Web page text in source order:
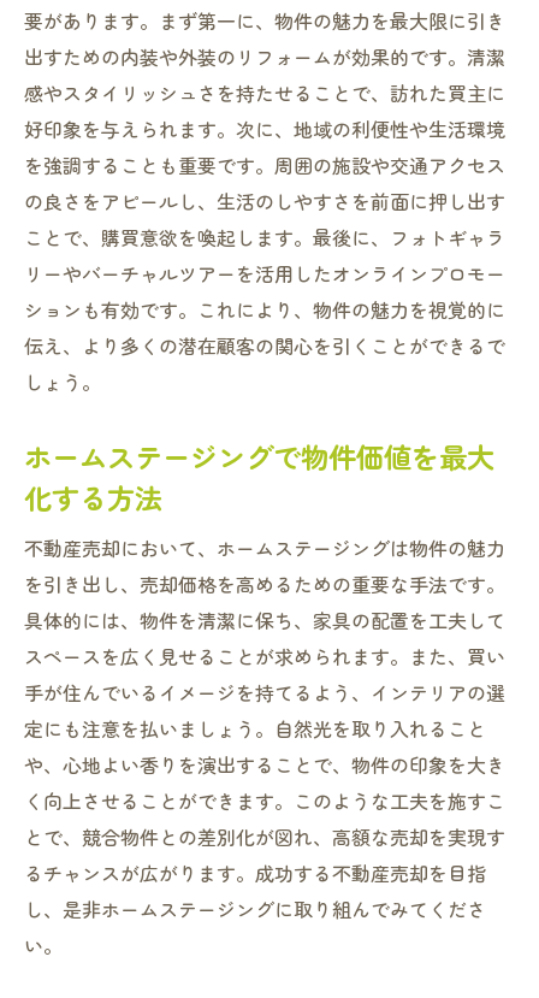
要があります。まず第一に、物件の魅力を最大限に引き
出すための内装や外装のリフォームが効果的です。清潔
感やスタイリッシュさを持たせることで、訪れた買主に
好印象を与えられます。次に、地域の利便性や生活環境
を強調することも重要です。周囲の施設や交通アクセス
の良さをアピールし、生活のしやすさを前面に押し出す
ことで、購買意欲を喚起します。最後に、フォトギャラ
リーやバーチャルツアーを活用したオンラインプロモー
ションも有効です。これにより、物件の魅力を視覚的に
伝え、より多くの潜在顧客の関心を引くことができるで
しょう。
ホームステージングで物件価値を最大
化する方法
不動産売却において、ホームステージングは物件の魅力
を引き出し、売却価格を高めるための重要な手法です。
具体的には、物件を清潔に保ち、家具の配置を工夫して
スペースを広く見せることが求められます。また、買い
手が住んでいるイメージを持てるよう、インテリアの選
定にも注意を払いましょう。自然光を取り入れること
や、心地よい香りを演出することで、物件の印象を大き
く向上させることができます。このような工夫を施すこ
とで、競合物件との差別化が図れ、高額な売却を実現す
るチャンスが広がります。成功する不動産売却を目指
し、是非ホームステージングに取り組んでみてくださ
い。